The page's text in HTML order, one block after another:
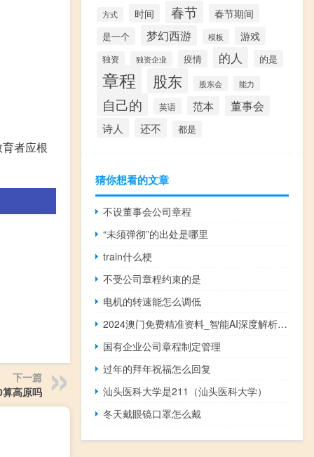
者应根
下一篇
高原吗
方式 时间 春节 春节期间
是一个 梦幻西游 模板 游戏
独资 独资企业 疫情 的人 的是
章程 股东 股东会 能力
自己的 英语 范本 董事会
诗人 还不 都是
猜你想看的文章
不设董事会公司章程
“未须弹彻”的出处是哪里
train什么梗
不受公司章程约束的是
电机的转速能怎么调低
2024澳门免费精准资料_智能AI深度解析_iPhone版v11.64.266
国有企业公司章程制定管理
过年的拜年祝福怎么回复
汕头医科大学是211（汕头医科大学）
冬天戴眼镜口罩怎么戴